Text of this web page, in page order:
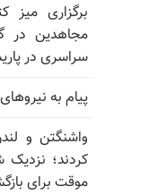
برگزاری میز
مجاهدین در
سراسری در
پیام به نیروهای
واشنگتن و
کردند؛
موقت برای